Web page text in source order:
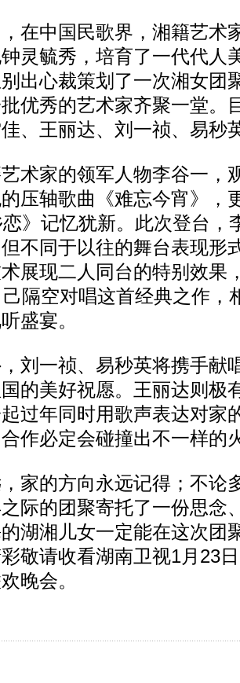
中国民歌界，湘籍艺术
灵毓秀，培育了一代代人
出心裁策划了一次湘女团
优秀的艺术家齐聚一堂。
、王丽达、刘一祯、易秒
家的领军人物李谷一，
压轴歌曲《难忘今宵》，
》记忆犹新。此次登台，
不同于以往的舞台表现形
展现二人同台的特别效果
隔空对唱这首经典之作，
盛宴。
一祯、易秒英将携手献
的美好祝愿。王丽达则极
过年同时用歌声表达对家
作必定会碰撞出不一样的
的方向永远记得；不论
际的团聚寄托了一份思念
湖湘儿女一定能在这次团
敬请收看湖南卫视1月23
晚会。